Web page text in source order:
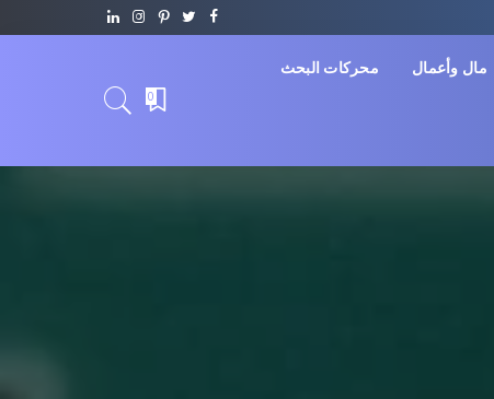
مال وأعمال محركات البحث
0